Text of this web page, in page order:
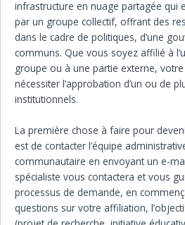
infrastructure en nuage partagée qui
par un groupe collectif, offrant des
dans le cadre de politiques, d’une
communs. Que vous soyez affilié à
groupe ou à une partie externe,
nécessiter l’approbation d’un ou de
institutionnels.
La première chose à faire pour
est de contacter l’équipe
communautaire en envoyant un e-
spécialiste vous contactera et vous
processus de demande, en
questions sur votre affiliation,